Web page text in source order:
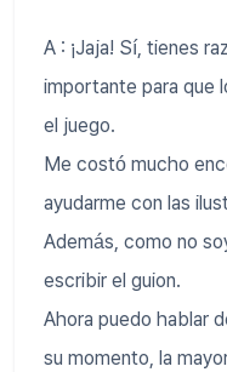
A : ¡Jaja! Sí, tienes
importante para que
el juego.
Me costó mucho
ayudarme con las
Además, como no
escribir el guion.
Ahora puedo hablar
su momento, la